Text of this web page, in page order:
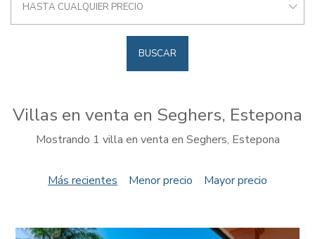
HASTA CUALQUIER PRECIO
BUSCAR
Villas en venta en Seghers, Estepona
Mostrando 1 villa en venta en Seghers, Estepona
Más recientes Menor precio Mayor precio